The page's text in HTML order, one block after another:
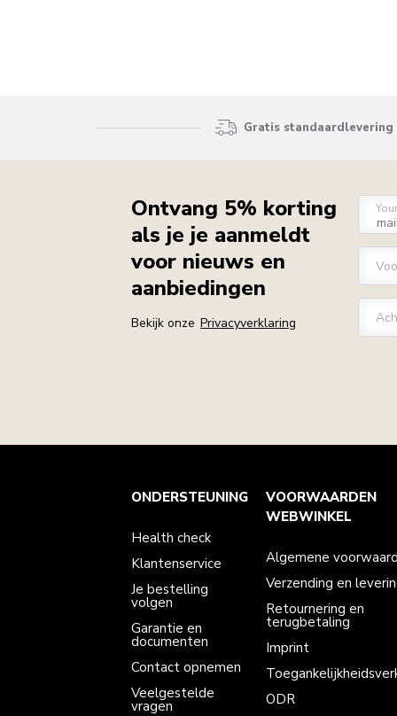
Gratis
Ontvang 5% korting
als je je aanmeldt
voor nieuws en
aanbiedingen
Bekijk onze Privacyverklaring
Health check
Klantenservice
Contact opnemen
Algemene voorwaarden
Verzending en levering
Retournering en terugbetaling
Toegankelijkheidsverklaring
Het merk
Onze geschiedenis
Zoek een winkel
ONDERSTEUNING
Health check
Klantenservice
Je bestelling
volgen
Garantie en
documenten
Contact opnemen
Veelgestelde
vragen
VOORWAARDEN
WEBWINKEL
Algemene
Verzending en
Retournering en
terugbetaling
Imprint
ODR